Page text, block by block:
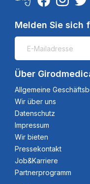
Melden Sie sich
Über
Allgemeine
Wir über uns
Datenschutz
Impressum
Wir bieten
Pressekontakt
Job&Karriere
Partnerprogramm